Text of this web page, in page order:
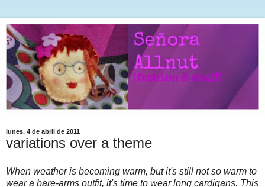
lunes, 4 de abril de 2011
variations over a theme
When weather is becoming warm, but it's still not so warm to
wear a bare-arms outfit, it's time to wear long cardigans. This